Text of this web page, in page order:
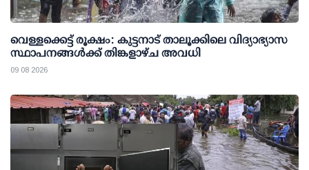
വെള്ളക്കെട്ട് രൂക്ഷം: കുട്ടനാട് താലൂക്കിലെ വിദ്യാഭ്യാസ
സ്ഥാപനങ്ങള്‍ക്ക് തിങ്കളാഴ്ച അവധി
09 08 2026